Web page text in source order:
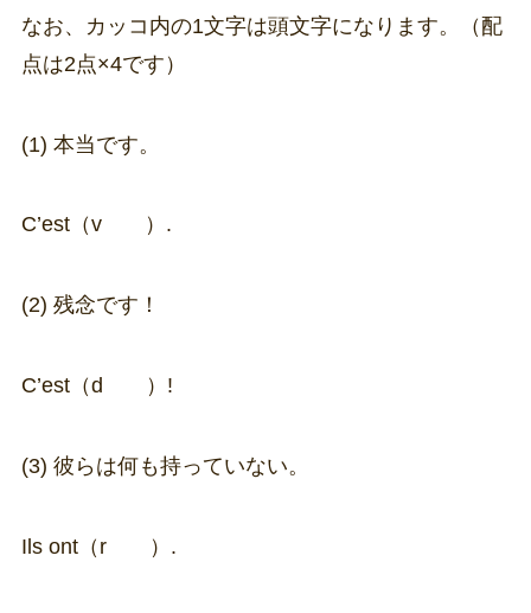
なお、カッコ内の1文字は頭文字になります。（配
点は2点×4です）
(1) 本当です。
C’est（v ）.
(2) 残念です！
C’est（d ）!
(3) 彼らは何も持っていない。
Ils ont（r ）.